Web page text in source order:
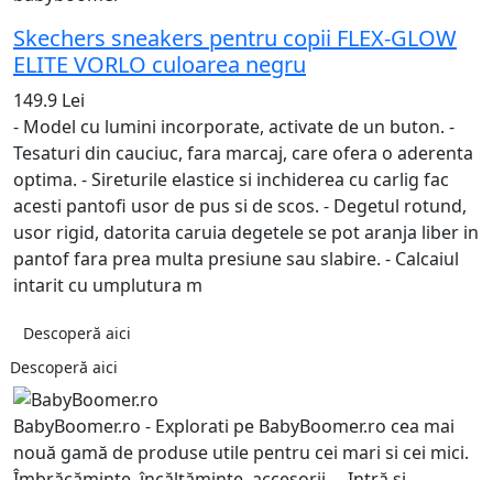
Skechers sneakers pentru copii FLEX-GLOW
ELITE VORLO culoarea negru
149.9 Lei
- Model cu lumini incorporate, activate de un buton. -
Tesaturi din cauciuc, fara marcaj, care ofera o aderenta
optima. - Sireturile elastice si inchiderea cu carlig fac
acesti pantofi usor de pus si de scos. - Degetul rotund,
usor rigid, datorita caruia degetele se pot aranja liber in
pantof fara prea multa presiune sau slabire. - Calcaiul
intarit cu umplutura m
Descoperă aici
Descoperă aici
BabyBoomer.ro - Explorati pe BabyBoomer.ro cea mai
nouă gamă de produse utile pentru cei mari si cei mici.